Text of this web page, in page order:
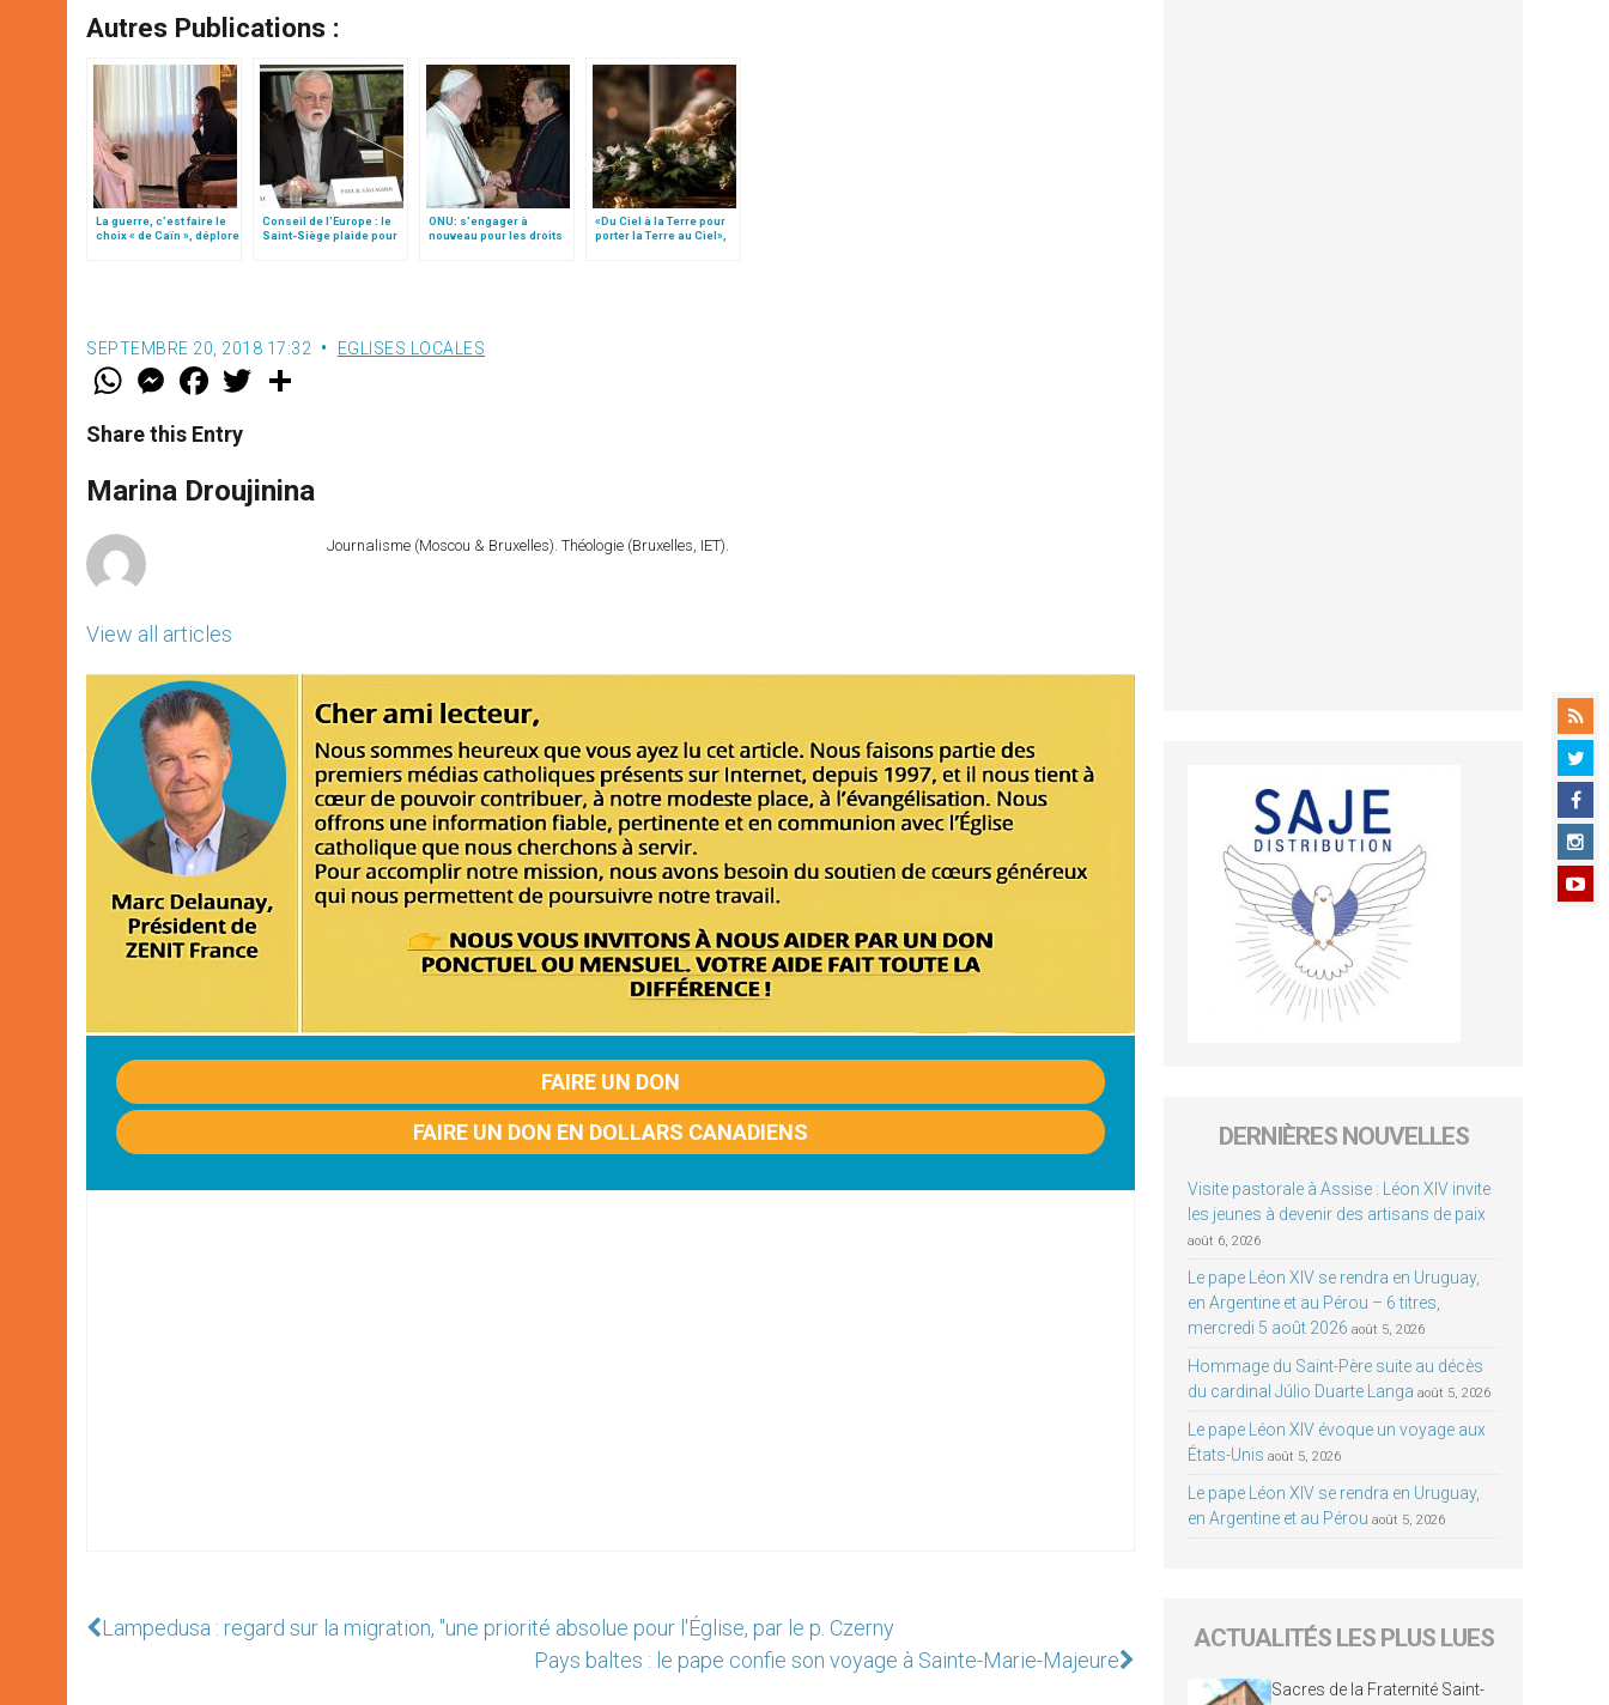
Autres Publications :
La guerre, c’est faire le
choix « de Caïn », déplore
Conseil de l'Europe : le
Saint-Siège plaide pour
ONU: s'engager à
nouveau pour les droits
«Du Ciel à la Terre pour
porter la Terre au Ciel»,
SEPTEMBRE 20, 2018 17:32 EGLISES LOCALES
W
t
s
p
p
M
e
s
e
g
e
F
a
e
b
o
k
w
r
Share this Entry
Marina Droujinina
View all articles
Journalisme (Moscou & Bruxelles). Théologie (Bruxelles, IET).
FAIRE UN DON
FAIRE UN DON EN DOLLARS CANADIENS
Lampedusa : regard sur la migration, "une priorité absolue pour l'Église, par le p. Czerny
Pays baltes : le pape confie son voyage à Sainte-Marie-Majeure
DERNIÈRES NOUVELLES
Visite pastorale à Assise : Léon XIV invite
les jeunes à devenir des artisans de paix
août 6, 2026
Le pape Léon XIV se rendra en Uruguay,
en Argentine et au Pérou – 6 titres,
mercredi 5 août 2026 août 5, 2026
Hommage du Saint-Père suite au décès
du cardinal Júlio Duarte Langa août 5, 2026
Le pape Léon XIV évoque un voyage aux
États-Unis août 5, 2026
Le pape Léon XIV se rendra en Uruguay,
en Argentine et au Pérou août 5, 2026
ACTUALITÉS LES PLUS LUES
Sacres de la Fraternité Saint-